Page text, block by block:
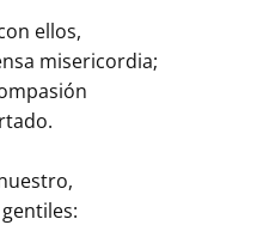
ellos,
misericordia;